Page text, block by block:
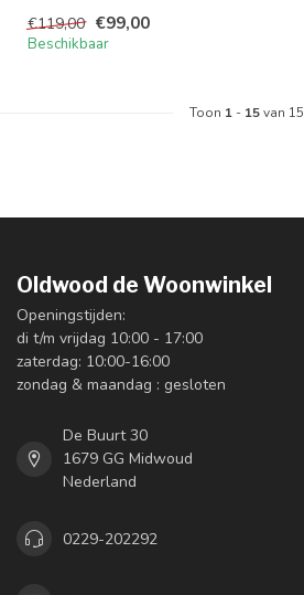
€119,00 €99,00
Beschikbaar
Toon 1 - 15van 15
Oldwood de Woonwinkel
Openingstijden:
di t/m vrijdag 10:00 - 17:00
zaterdag: 10:00-16:00
zondag & maandag : gesloten
De Buurt 30
1679 GG Midwoud
Nederland
0229-202292